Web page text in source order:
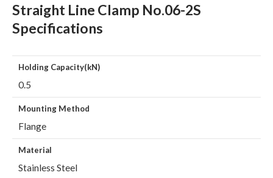
Straight Line Clamp No.06-2S
Specifications
Holding Capacity(kN)
0.5
Mounting Method
Flange
Material
Stainless Steel